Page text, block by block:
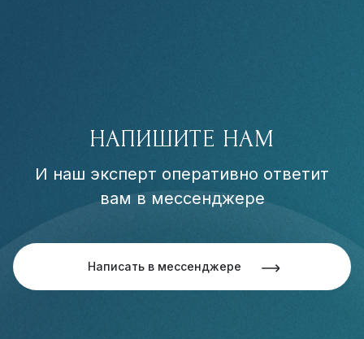
НАПИШИТЕ НАМ
И наш эксперт оперативно ответит
вам в мессенджере
Написать в мессенджере